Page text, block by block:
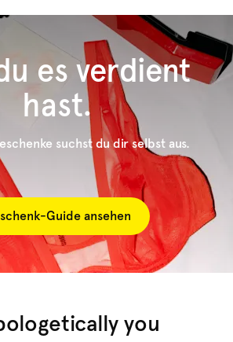
es verdient
hast.
suchst du dir selbst aus.
Guide ansehen
you